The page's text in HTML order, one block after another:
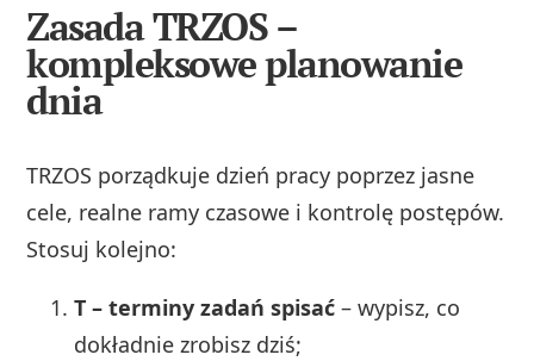
Zasada TRZOS –
kompleksowe planowanie
dnia
TRZOS porządkuje dzień pracy poprzez jasne
cele, realne ramy czasowe i kontrolę postępów.
Stosuj kolejno:
T – terminy zadań spisać – wypisz, co
dokładnie zrobisz dziś;